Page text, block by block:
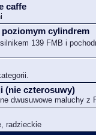
caffe
poziomym cylindrem
139 FMB i
(nie czterosuwy)
dwusuwowe maluchy z
radzieckie